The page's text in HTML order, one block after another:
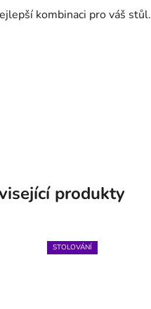
kombinaci pro váš stůl.
produkty
STOLOVÁNÍ